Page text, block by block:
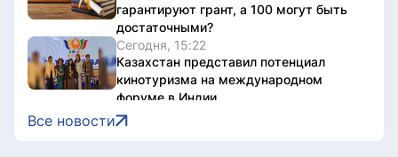
гарантируют грант, а 100 могут быть
достаточными?
Сегодня, 15:22
Казахстан представил потенциал
кинотуризма на международном
форуме в Индии
Сегодня, 15:22
Жители Астаны получат возможность
Все новости